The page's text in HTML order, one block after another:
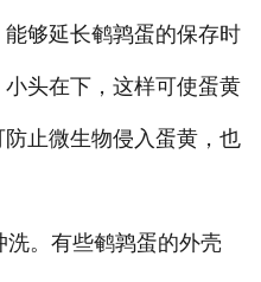
够延长鹌鹑蛋的保存时
头在下，这样可使蛋黄
止微生物侵入蛋黄，也
。有些鹌鹑蛋的外壳